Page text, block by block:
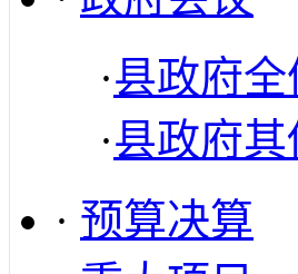
·县政府
·县政府其
· 预算决算